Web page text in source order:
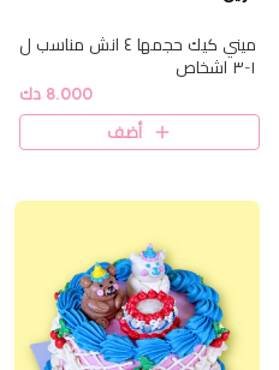
ميني كيك حجمها ٤ انش مناسب ل
١-٣ اشخاص
8.000 دك
أضف